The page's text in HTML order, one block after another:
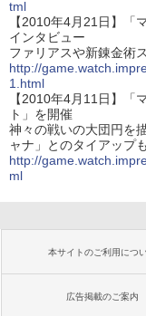
tml
【2010年4月21日】「
インタビュー
ファリアスや新錬金術
http://
1.html
【2010年4月11日】「
ト」を開催
神々の戦いの大団円を
ャナ」とのタイアップも
http://
ml
本サイトのご利用につ
広告掲載のご案内